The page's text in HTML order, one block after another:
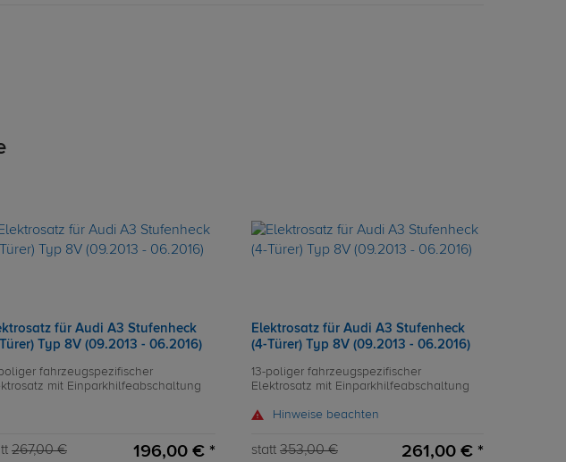
für Audi A3 Stufenheck
Typ 8V (09.2013 - 06.2016)
fahrzeugspezifischer
mit Einparkhilfeabschaltung
267,00 € 196,00 € *
Elektrosatz für Audi A3 Stufenheck
(4-Türer) Typ 8V (09.2013 - 06.2016)
13-poliger fahrzeugspezifischer
Elektrosatz mit Einparkhilfeabschaltung
Hinweise beachten
statt 353,00 € 261,00 € *